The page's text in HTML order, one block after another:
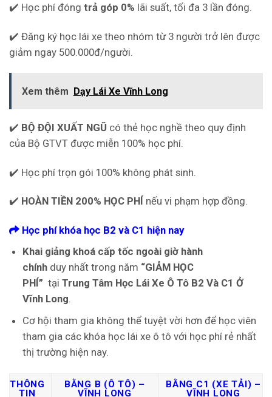
✔️ Học phí đóng trả góp 0% lãi suất, tối đa 3 lần đóng.
✔️ Đăng ký học lái xe theo nhóm từ 3 người trở lên được
giảm ngay 500.000đ/người.
Xem thêm Dạy Lái Xe Vĩnh Long
✔️ BỘ ĐỘI XUẤT NGŨ có thẻ học nghề theo quy định
của Bộ GTVT được miễn 100% học phí.
✔️ Học phí trọn gói 100% không phát sinh.
✔️ HOÀN TIỀN 200% HỌC PHÍ nếu vi phạm hợp đồng.
Học phí khóa học B2 và C1 hiện nay
Khai giảng khoá cấp tốc ngoài giờ hành
chínhduy nhất trong năm “GIẢM HỌC
PHÍ” tại Trung Tâm Học Lái Xe Ô Tô B2 Và C1 Ở
Vĩnh Long
Cơ hội tham gia không thể tuyệt vời hơn để học viên
tham gia các khóa học lái xe ô tô với học phí rẻ nhất
thị trường hiện nay.
THÔNG
TIN
BẰNG B (Ô TÔ) –
VĨNH LONG
BẰNG C1 (XE TẢI) –
VĨNH LONG